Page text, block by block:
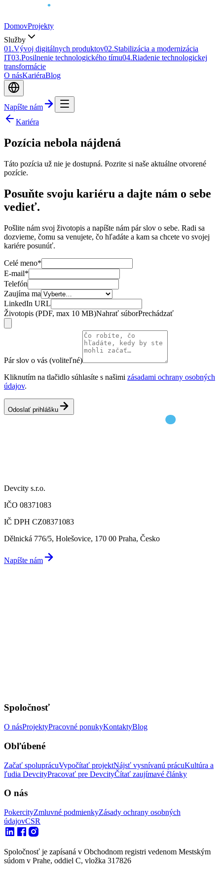
DomovProjekty
Služby
01 .Vývoj digitálnych produktov02.Stabilizácia a modernizácia
IT03.Posilnenie technologického tímu04.Riadenie technologickej
transformácie
O násKariéraBlog
Napíšte nám
Kariéra
Pozícia nebola nájdená
Táto pozícia už nie je dostupná. Pozrite si naše aktuálne otvorené
pozície.
Posuňte svoju kariéru a dajte nám o sebe
vedieť.
Pošlite nám svoj životopis a napíšte nám pár slov o sebe. Radi sa
dozvieme, čomu sa venujete, čo hľadáte a kam sa chcete vo svojej
kariére posunúť.
Celé meno*
E-mail*
Telefón
Zaujíma ma
LinkedIn URL
Životopis (PDF, max 10 MB)Nahrať súborPrechádzať
Pár slov o vás (voliteľné)
Kliknutím na tlačidlo súhlasíte s našimi zásadami ochrany osobných
údajov.
Odoslať prihlášku
Devcity s.r.o.
IČO 08371083
IČ DPH CZ08371083
Dělnická 776/5, Holešovice, 170 00 Praha, Česko
Napíšte nám
Spoločnosť
O násProjektyPracovné ponukyKontaktyBlog
Obľúbené
Začať spoluprácuVypočítať projektNájsť vysnívanú prácuKultúra a
ľudia DevcityPracovať pre DevcityČítať zaujímavé články
O nás
PokercityZmluvné podmienkyZásady ochrany osobných
údajovCSR
Spoločnosť je zapísaná v Obchodnom registri vedenom Mestským
súdom v Prahe, oddiel C, vložka 317826